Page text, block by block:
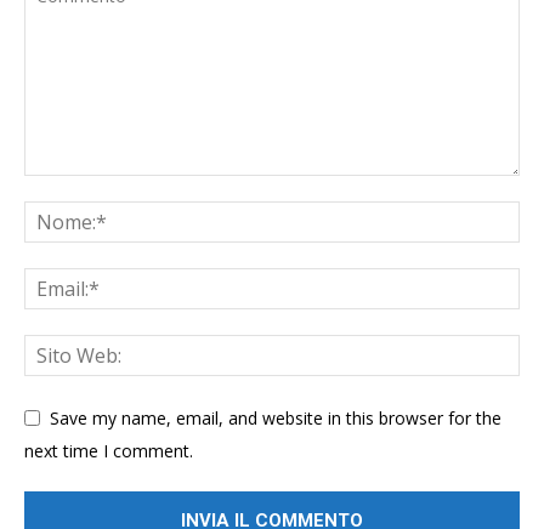
Save my name, email, and website in this browser for the
next time I comment.